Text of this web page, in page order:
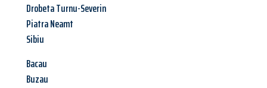
Drobeta Turnu-Severin
Piatra Neamt
Sibiu
Bacau
Buzau